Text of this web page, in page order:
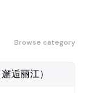
Browse category